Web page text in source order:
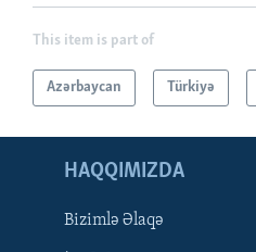
This item is part of
Azərbaycan Türkiyə
HAQQIMIZDA
Bizimlə Əlaqə